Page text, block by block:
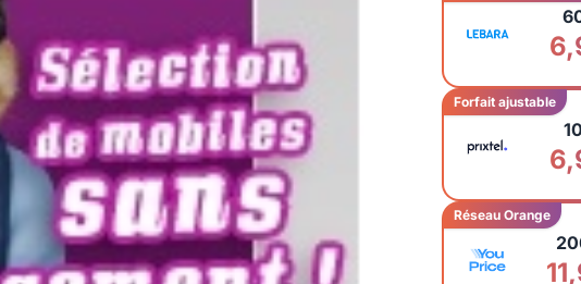
Forfait ajustable
Réseau Orange